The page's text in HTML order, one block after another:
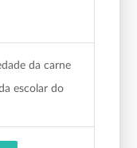
da carne
escolar do